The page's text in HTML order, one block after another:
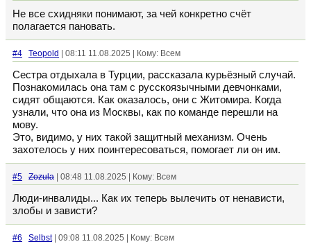
Не все схидняки понимают, за чей конкретно счёт
полагается пановать.
#4 Teopold | 08:11 11.08.2025 | Кому: Всем
Сестра отдыхала в Турции, рассказала курьёзный случай.
Познакомилась она там с русскоязычными девчонками,
сидят общаются. Как оказалось, они с Житомира. Когда
узнали, что она из Москвы, как по команде перешли на
мову.
Это, видимо, у них такой защитный механизм. Очень
захотелось у них поинтересоваться, помогает ли он им.
#5 Zozula | 08:48 11.08.2025 | Кому: Всем
Люди-инвалиды... Как их теперь вылечить от ненависти,
злобы и зависти?
#6 Selbst| 09:08 11.08.2025 | Кому: Всем